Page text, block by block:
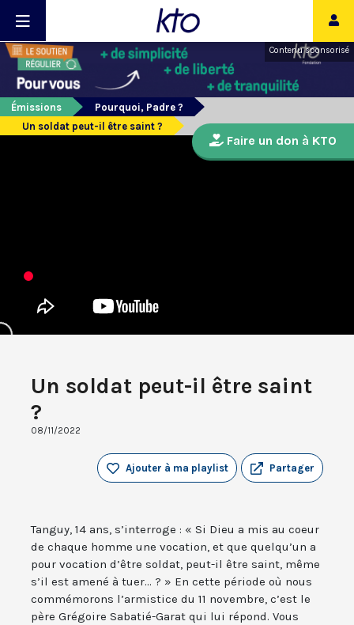
Contenu sponsorisé
Émissions
Pourquoi, Padre ?
Un soldat peut-il être saint ?
Un soldat peut-il être saint
?
08/11/2022
Partager
Ajouter à ma playlist
Tanguy, 14 ans, s’interroge : « Si Dieu a mis au coeur
de chaque homme une vocation, et que quelqu’un a
pour vocation d’être soldat, peut-il être saint, même
s’il est amené à tuer... ? » En cette période où nous
commémorons l’armistice du 11 novembre, c’est le
père Grégoire Sabatié-Garat qui lui répond. Vous
Faire un don à KTO